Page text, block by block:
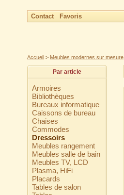
Contact Favoris
Accueil > Meubles modernes sur mesure
Par article
Armoires
Bibliothèques
Bureaux informatique
Caissons de bureau
Chaises
Commodes
Dressoirs
Meubles rangement
Meubles salle de bain
Meubles TV, LCD
Plasma, HiFi
Placards
Tables de salon